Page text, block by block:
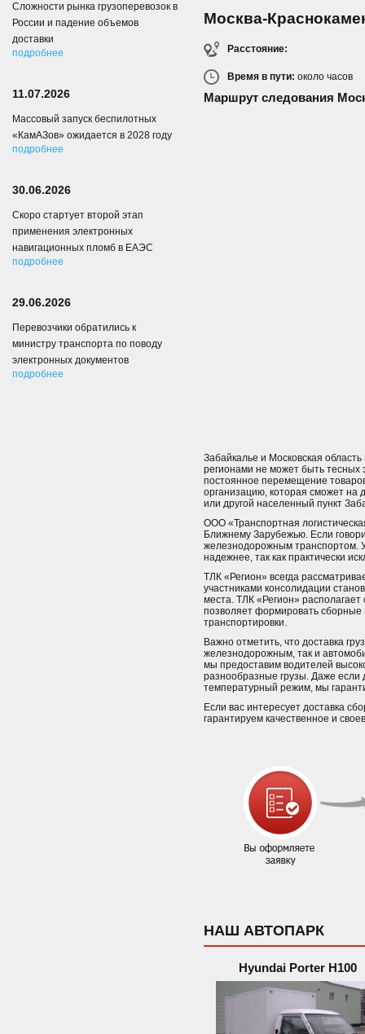
Москва-
Расстояние:
Время в пути: около часов
Маршрут следования
Забайкалье и Московская
регионами не может быть тесных
постоянное перемещение
организацию, которая сможет на
или другой населенный пункт
ООО «Транспортная
Ближнему Зарубежью. Если
железнодорожным транспортом.
надежнее, так как практически
ТЛК «Регион» всегда
участниками консолидации
места. ТЛК «Регион»
позволяет формировать сборные
транспортировки.
Важно отметить, что доставка
железнодорожным, так и
мы предоставим водителей
разнообразные грузы. Даже если
температурный режим, мы
Если вас интересует доставка
гарантируем качественное и
НАШ АВТОПАРК
Hyundai Porter H100
Сложности рынка грузоперевозок в
России и падение объемов
доставки
подробнее
11.07.2026
Массовый запуск беспилотных
«КамАЗов» ожидается в 2028 году
подробнее
30.06.2026
Скоро стартует второй этап
применения электронных
навигационных пломб в ЕАЭС
подробнее
29.06.2026
Перевозчики обратились к
министру транспорта по поводу
электронных документов
подробнее